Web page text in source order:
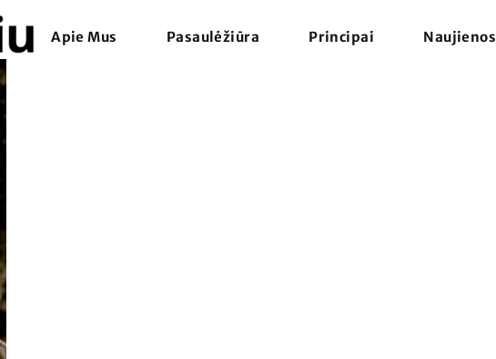
Apie Mus Pasaulėžiūra Principai Naujienos